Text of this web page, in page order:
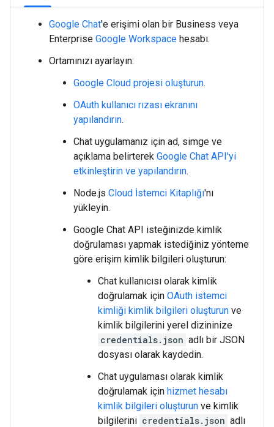
Google Chat'e erişimi olan bir Business veya
Enterprise Google Workspace hesabı.
Ortamınızı ayarlayın:
Google Cloud projesi oluşturun.
OAuth kullanıcı rızası ekranını
yapılandırın.
Chat uygulamanız için ad, simge ve
açıklama belirterek Google Chat API'yi
etkinleştirin ve yapılandırın.
Node.js Cloud İstemci Kitaplığı'nı
yükleyin.
Google Chat API isteğinizde kimlik
doğrulaması yapmak istediğiniz yönteme
göre erişim kimlik bilgileri oluşturun:
Chat kullanıcısı olarak kimlik
doğrulamak için OAuth istemci
kimliği kimlik bilgileri oluşturun ve
kimlik bilgilerini yerel dizininize
credentials.json adlı bir JSON
dosyası olarak kaydedin.
Chat uygulaması olarak kimlik
doğrulamak için hizmet hesabı
kimlik bilgileri oluşturun ve kimlik
bilgilerini credentials.json adlı